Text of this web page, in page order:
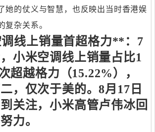
她的仗义与智慧，也反映出当时香港娱
复杂关系。
线上销量首超格力**：7
小米空调线上销量占比1
超越格力（15.22%），
，仅次于美的。8月17日
关注，小米高管卢伟冰回
力。